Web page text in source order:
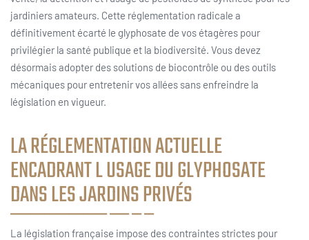
jardiniers amateurs. Cette réglementation radicale a
définitivement écarté le glyphosate de vos étagères pour
privilégier la santé publique et la biodiversité. Vous devez
désormais adopter des solutions de biocontrôle ou des outils
mécaniques pour entretenir vos allées sans enfreindre la
législation en vigueur.
LA RÉGLEMENTATION ACTUELLE
ENCADRANT L USAGE DU GLYPHOSATE
DANS LES JARDINS PRIVÉS
La législation française impose des contraintes strictes pour